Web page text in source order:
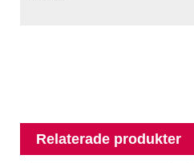
Relaterade produkter